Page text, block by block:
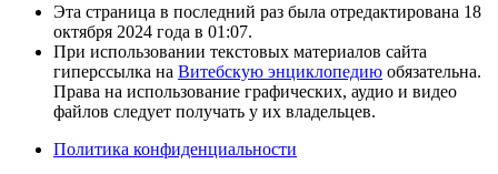
Эта страница в последний раз была отредактирована 18
октября 2024 года в 01:07.
При использовании текстовых материалов сайта
гиперссылка на Витебскую энциклопедию обязательна.
Права на использование графических, аудио и видео
файлов следует получать у их владельцев.
Политика конфиденциальности